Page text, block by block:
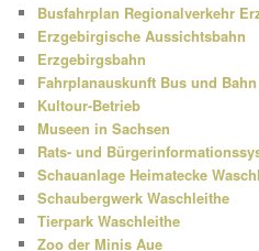
Busfahrplan Regionalverkehr
Erzgebirgische Aussichtsbahn
Erzgebirgsbahn
Fahrplanauskunft Bus und
Kultour-Betrieb
Museen in Sachsen
Rats- und
Schauanlage Heimatecke
Schaubergwerk Waschleithe
Tierpark Waschleithe
Zoo der Minis Aue